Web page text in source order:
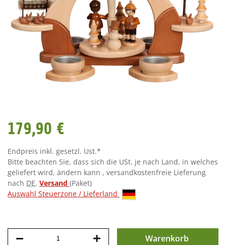
179,90 €
Endpreis inkl. gesetzl. Ust.*
Bitte beachten Sie, dass sich die USt. je nach Land, in welches
geliefert wird, ändern kann , versandkostenfreie Lieferung
nach DE. Versand (Paket)
Auswahl Steuerzone / Lieferland
Warenkorb